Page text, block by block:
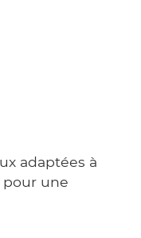
adaptées à
pour une